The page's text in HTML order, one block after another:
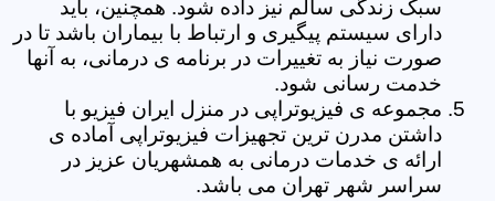
سبک زندگی سالم نیز داده شود. همچنین، باید
دارای سیستم پیگیری و ارتباط با بیماران باشد تا در
صورت نیاز به تغییرات در برنامه ی درمانی، به آنها
خدمت رسانی شود.
مجموعه ی فیزیوتراپی در منزل ایران فیزیو با
داشتن مدرن ترین تجهیزات فیزیوتراپی آماده ی
ارائه ی خدمات درمانی به همشهریان عزیز در
سراسر شهر تهران می باشد.